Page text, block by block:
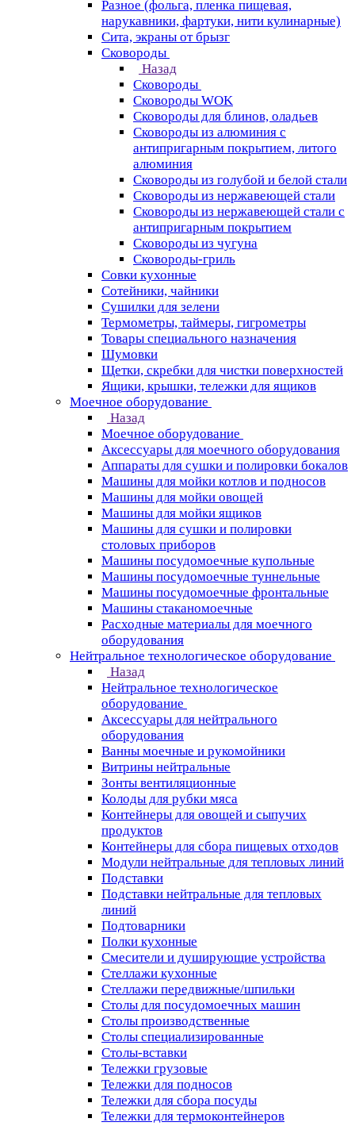
Разное (фольга, пленка пищевая,
нарукавники, фартуки, нити кулинарные)
Сита, экраны от брызг
Сковороды
Назад
Сковороды
Сковороды WOK
Сковороды для блинов, оладьев
Сковороды из алюминия с
антипригарным покрытием, литого
алюминия
Сковороды из голубой и белой стали
Сковороды из нержавеющей стали
Сковороды из нержавеющей стали с
антипригарным покрытием
Сковороды из чугуна
Сковороды-гриль
Совки кухонные
Сотейники, чайники
Сушилки для зелени
Термометры, таймеры, гигрометры
Товары специального назначения
Шумовки
Щетки, скребки для чистки поверхностей
Ящики, крышки, тележки для ящиков
Моечное оборудование
Назад
Моечное оборудование
Аксессуары для моечного оборудования
Аппараты для сушки и полировки бокалов
Машины для мойки котлов и подносов
Машины для мойки овощей
Машины для мойки ящиков
Машины для сушки и полировки
столовых приборов
Машины посудомоечные купольные
Машины посудомоечные туннельные
Машины посудомоечные фронтальные
Машины стаканомоечные
Расходные материалы для моечного
оборудования
Нейтральное технологическое оборудование
Назад
Нейтральное технологическое
оборудование
Аксессуары для нейтрального
оборудования
Ванны моечные и рукомойники
Витрины нейтральные
Зонты вентиляционные
Колоды для рубки мяса
Контейнеры для овощей и сыпучих
продуктов
Контейнеры для сбора пищевых отходов
Модули нейтральные для тепловых линий
Подставки
Подставки нейтральные для тепловых
линий
Подтоварники
Полки кухонные
Смесители и душирующие устройства
Стеллажи кухонные
Стеллажи передвижные/шпильки
Столы для посудомоечных машин
Столы производственные
Столы специализированные
Столы-вставки
Тележки грузовые
Тележки для подносов
Тележки для сбора посуды
Тележки для термоконтейнеров